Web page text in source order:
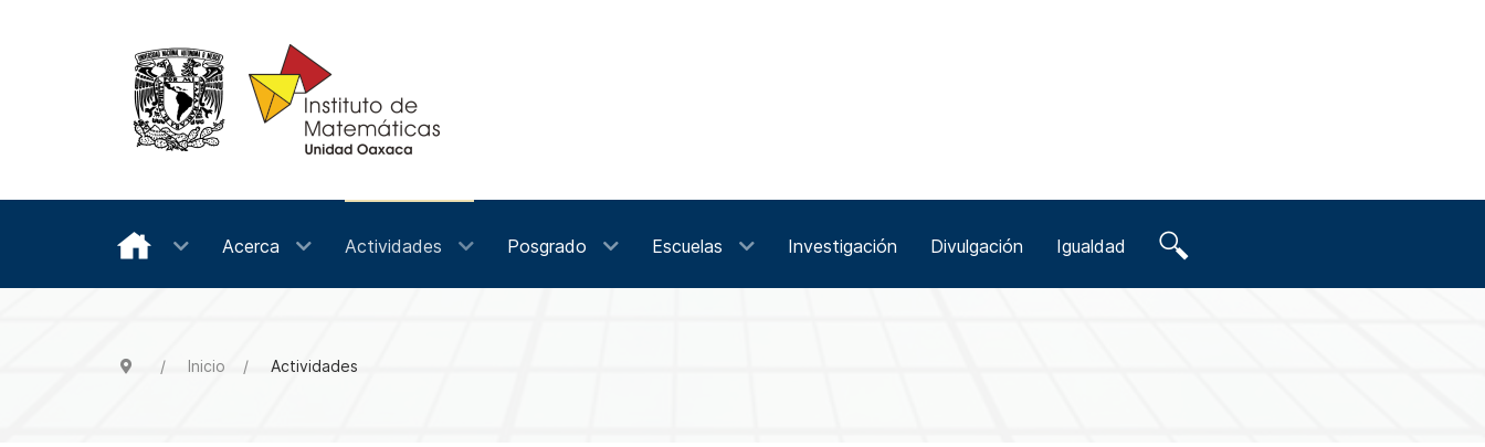
Acerca Actividades Posgrado Escuelas Investigación Divulgación Igualdad
Inicio Actividades